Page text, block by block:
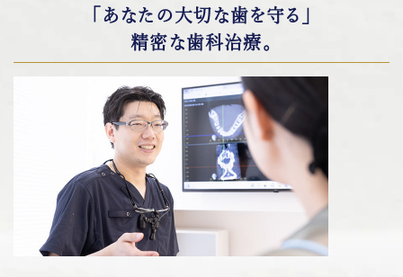
「あなたの大切な歯を守る」
精密な歯科治療。